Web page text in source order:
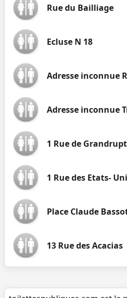
Rue du Bailliage
Ecluse N 18
Adresse inconnue
Adresse inconnue
1 Rue de Grandrupt
1 Rue des Etats-
Place Claude
13 Rue des Acacias